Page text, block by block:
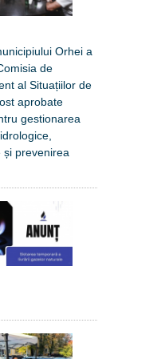
Orhei a
de
al Situațiilor de
aprobate
gestionarea
și prevenirea